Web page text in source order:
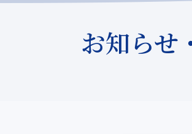
お知らせ